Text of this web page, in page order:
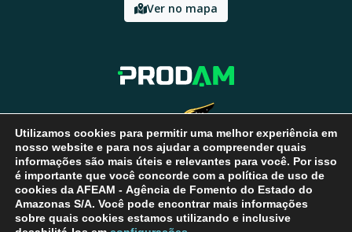
Ver no mapa
Utilizamos cookies para permitir uma melhor experiência em
nosso website e para nos ajudar a compreender quais
informações são mais úteis e relevantes para você. Por isso
é importante que você concorde com a política de uso de
cookies da AFEAM - Agência de Fomento do Estado do
Amazonas S/A. Você pode encontrar mais informações
sobre quais cookies estamos utilizando e inclusive